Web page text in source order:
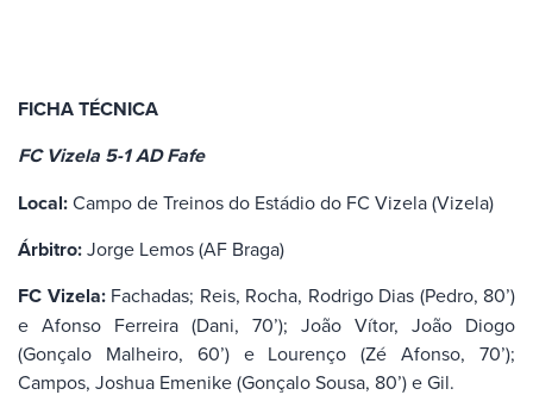
FICHA TÉCNICA
FC Vizela 5-1 AD Fafe
Local:Campo de Treinos do Estádio do FC Vizela (Vizela)
Árbitro:Jorge Lemos (AF Braga)
FC Vizela:Fachadas; Reis, Rocha, Rodrigo Dias (Pedro, 80’)
e Afonso Ferreira (Dani, 70’); João Vítor, João Diogo
(Gonçalo Malheiro, 60’) e Lourenço (Zé Afonso, 70’);
Campos, Joshua Emenike (Gonçalo Sousa, 80’) e Gil.